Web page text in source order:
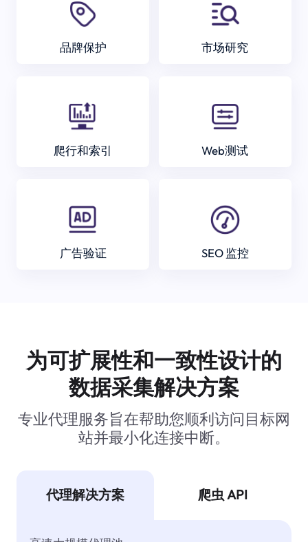
品牌保护 市场研究
爬行和索引 Web测试
广告验证 SEO 监控
为可扩展性和一致性设计的
数据采集解决方案
专业代理服务旨在帮助您顺利访问目标网
站并最小化连接中断。
代理解决方案 爬虫 API